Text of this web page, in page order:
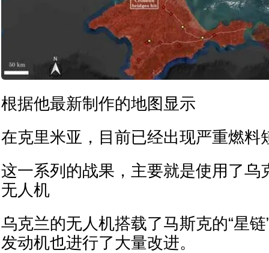
根据他最新制作的地图显示
在克里米亚，目前已经出现严重燃料
这一系列的战果，主要就是使用了乌
无人机
乌克兰的无人机搭载了马斯克的“星
发动机也进行了大量改进。